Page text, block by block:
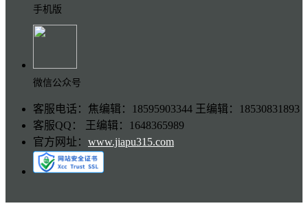
手机版
微信公众号
客服电话：焦编辑：18595903344 王编辑：18530831893
客服QQ： 王编辑：1648365989
官方网址： www.jiapu315.com